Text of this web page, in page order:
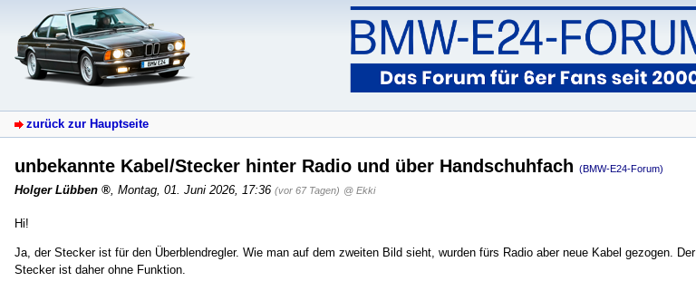
zurück zur Hauptseite
unbekannte Kabel/Stecker hinter Radio und über Handschuhfach (BMW-E24-Forum)
Holger Lübben , Montag, 01. Juni 2026, 17:36 (vor 67 Tagen) @ Ekki
Hi!
Ja, der Stecker ist für den Überblendregler. Wie man auf dem zweiten Bild sieht, wurden fürs Radio aber neue Kabel gezogen. Der
Stecker ist daher ohne Funktion.